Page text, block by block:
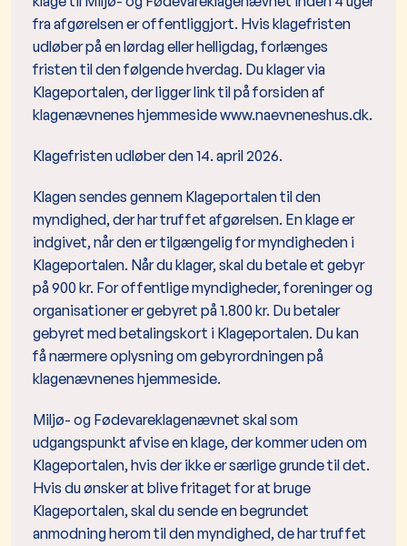
fra afgørelsen er offentliggjort. Hvis klagefristen
udløber på en lørdag eller helligdag, forlænges
fristen til den følgende hverdag. Du klager via
Klageportalen, der ligger link til på forsiden af
klagenævnenes hjemmeside www.naevneneshus.dk.
Klagefristen udløber den 14. april 2026.
Klagen sendes gennem Klageportalen til den
myndighed, der har truffet afgørelsen. En klage er
indgivet, når den er tilgængelig for myndigheden i
Klageportalen. Når du klager, skal du betale et gebyr
på 900 kr. For offentlige myndigheder, foreninger og
organisationer er gebyret på 1.800 kr. Du betaler
gebyret med betalingskort i Klageportalen. Du kan
få nærmere oplysning om gebyrordningen på
klagenævnenes hjemmeside.
Miljø- og Fødevareklagenævnet skal som
udgangspunkt afvise en klage, der kommer uden om
Klageportalen, hvis der ikke er særlige grunde til det.
Hvis du ønsker at blive fritaget for at bruge
Klageportalen, skal du sende en begrundet
anmodning herom til den myndighed, de har truffet